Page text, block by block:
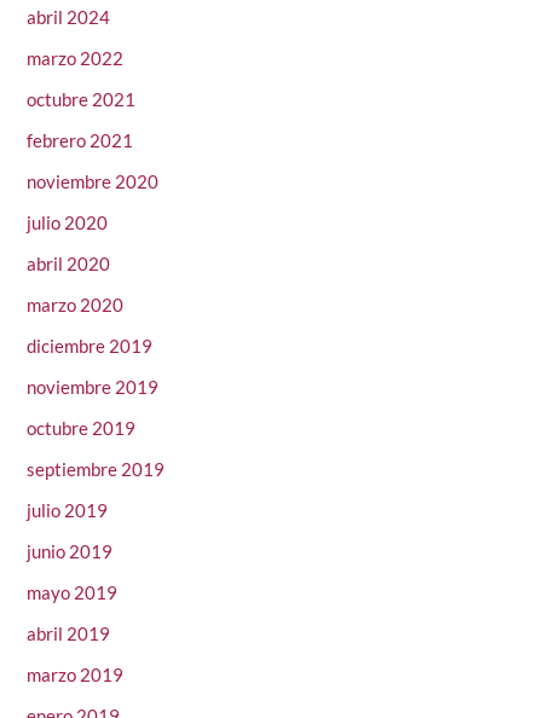
abril 2024
marzo 2022
octubre 2021
febrero 2021
noviembre 2020
julio 2020
abril 2020
marzo 2020
diciembre 2019
noviembre 2019
octubre 2019
septiembre 2019
julio 2019
junio 2019
mayo 2019
abril 2019
marzo 2019